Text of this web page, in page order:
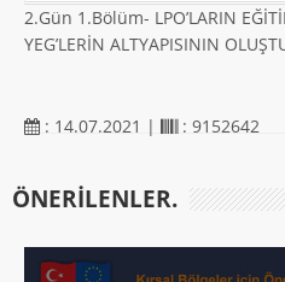
2.Gün 1.Bölüm- LPO’LARIN
YEG’LERİN ALTYAPISININ
: 14.07.2021 | : 9152642
ÖNERILENLER.